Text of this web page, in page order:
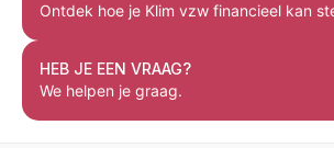
Ontdek hoe je Klim vzw financieel kan
HEB JE EEN VRAAG?
We helpen je graag.